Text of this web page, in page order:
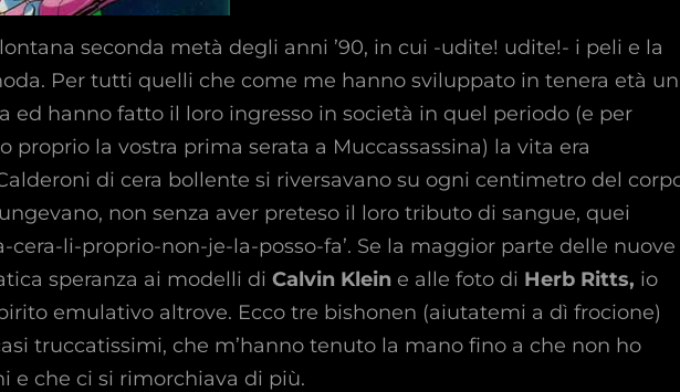
seconda metà degli anni ’90, in cui -udite! udite!- i peli e la
Per tutti quelli che come me hanno sviluppato in tenera età
ed hanno fatto il loro ingresso in società in quel periodo (e per
proprio la vostra prima serata a Muccassassina) la vita era
di cera bollente si riversavano su ogni centimetro del
non senza aver preteso il loro tributo di sangue, quei
li-proprio-non-je-la-posso-fa’. Se la maggior parte delle nuove
speranza ai modelli di Calvin Klein e alle foto di Herb Ritts, io
emulativo altrove. Ecco tre bishonen (aiutatemi a dì frocione)
truccatissimi, che m’hanno tenuto la mano fino a che non ho
e che ci si rimorchiava di più.